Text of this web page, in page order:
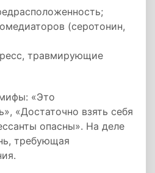
(серотонин,
травмирующие
«Это
«Достаточно взять себя
опасны». На деле
требующая